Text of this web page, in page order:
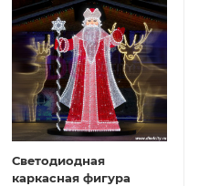
Светодиодная
каркасная фигура